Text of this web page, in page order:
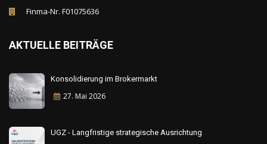
Finma-Nr. F01075636
AKTUELLE BEITRÄGE
Konsolidierung im Brokermarkt
27. Mai 2026
UGZ - Langfristige strategische Ausrichtung